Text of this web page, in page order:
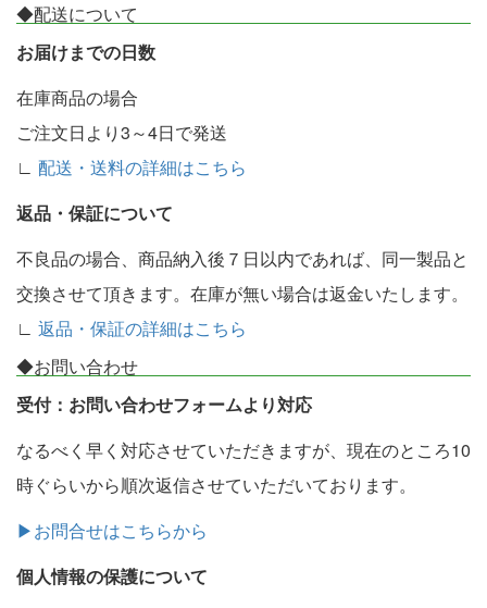
◆配送について
お届けまでの日数
在庫商品の場合
ご注文日より3～4日で発送
∟ 配送・送料の詳細はこちら
返品・保証について
不良品の場合、商品納入後７日以内であれば、同一製品と
交換させて頂きます。在庫が無い場合は返金いたします。
∟ 返品・保証の詳細はこちら
◆お問い合わせ
受付：お問い合わせフォームより対応
なるべく早く対応させていただきますが、現在のところ10
時ぐらいから順次返信させていただいております。
▶お問合せはこちらから
個人情報の保護について